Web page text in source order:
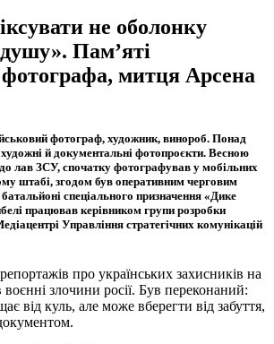
не оболонку
Пам’яті
фотографа, митця Арсена
фотограф, художник, винороб. Понад
й документальні фотопроєкти. Весною
лав ЗСУ, спочатку фотографував у мобільних
штабі, згодом був оперативним черговим
спеціального призначення «Дике
працював керівником групи розробки
Управління стратегічних комунікацій
про українських захисників на
воєнні злочини росії. Був переконаний:
від куль, але може вберегти від забуття,